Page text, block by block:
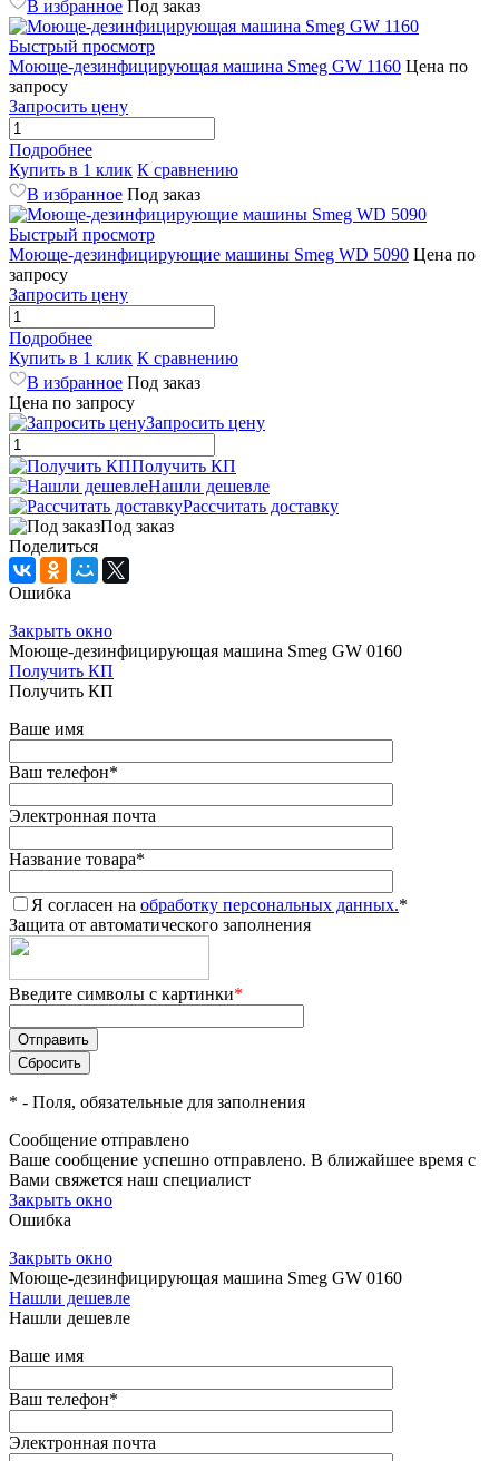
В избранное Под заказ
Быстрый просмотр
Моюще-дезинфицирующая машина Smeg GW 1160 Цена по
запросу
Запросить цену
Подробнее
Купить в 1 клик К сравнению
В избранное Под заказ
Быстрый просмотр
Моюще-дезинфицирующие машины Smeg WD 5090 Цена по
запросу
Запросить цену
Подробнее
Купить в 1 клик К сравнению
В избранное Под заказ
Цена по запросу
Запросить цену
Получить КП
Нашли дешевле
Рассчитать доставку
Под заказ
Поделиться
Ошибка
Закрыть окно
Моюще-дезинфицирующая машина Smeg GW 0160
Получить КП
Получить КП
Ваше имя
Ваш телефон*
Электронная почта
Название товара*
Я согласен на обработку персональных данных.*
Защита от автоматического заполнения
Введите символы с картинки*
* - Поля, обязательные для заполнения
Сообщение отправлено
Ваше сообщение успешно отправлено. В ближайшее время с
Вами свяжется наш специалист
Закрыть окно
Ошибка
Закрыть окно
Моюще-дезинфицирующая машина Smeg GW 0160
Нашли дешевле
Нашли дешевле
Ваше имя
Ваш телефон*
Электронная почта